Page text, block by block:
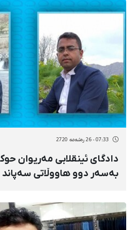
07:33 - 26 رەشەمه 2720
دادگای ئینقلابی مەریوان
بەسەر دوو هاووڵاتی سەپاند